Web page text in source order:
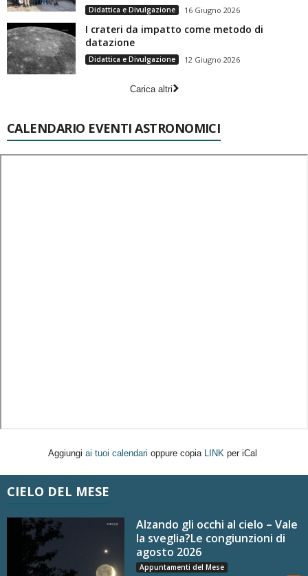
Didattica e Divulgazione 16 Giugno 2026
I crateri da impatto come metodo di
datazione
Didattica e Divulgazione 12 Giugno 2026
Carica altri
CALENDARIO EVENTI ASTRONOMICI
Aggiungi ai tuoi calendari oppure copia LINK per iCal
CIELO DEL MESE
Alzando gli occhi al cielo – Vale
la sveglia?Le congiunzioni di
agosto 2026
Appuntamenti del Mese